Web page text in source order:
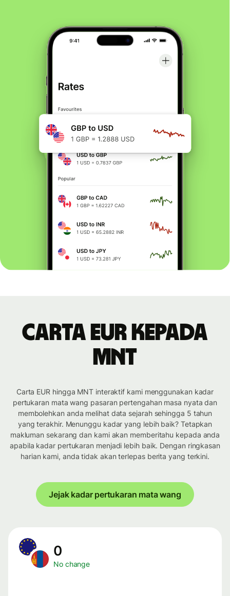
Carta EUR kepada
MNT
Carta EUR hingga MNT interaktif kami menggunakan kadar
pertukaran mata wang pasaran pertengahan masa nyata dan
membolehkan anda melihat data sejarah sehingga 5 tahun
yang terakhir. Menunggu kadar yang lebih baik? Tetapkan
makluman sekarang dan kami akan memberitahu kepada anda
apabila kadar pertukaran menjadi lebih baik. Dengan ringkasan
harian kami, anda tidak akan terlepas berita yang terkini.
Jejak kadar pertukaran mata wang
0
No change